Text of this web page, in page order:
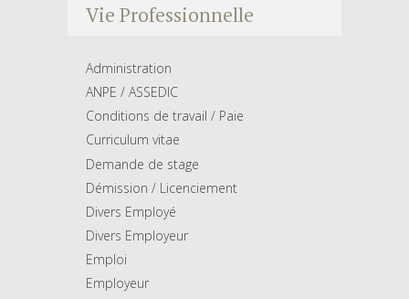
Vie Professionnelle
Administration
ANPE / ASSEDIC
Conditions de travail / Paie
Curriculum vitae
Demande de stage
Démission / Licenciement
Divers Employé
Divers Employeur
Emploi
Employeur